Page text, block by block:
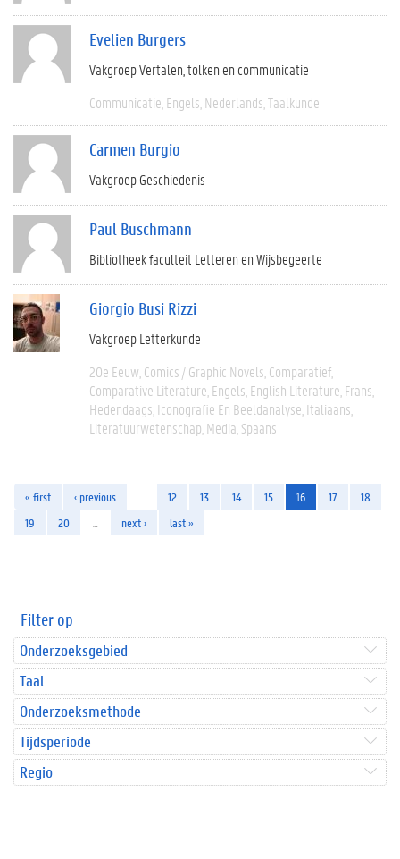
Evelien Burgers
Vakgroep Vertalen, tolken en communicatie
Communicatie Engels Nederlands Taalkunde
Carmen Burgio
Vakgroep Geschiedenis
Paul Buschmann
Bibliotheek faculteit Letteren en Wijsbegeerte
Giorgio Busi Rizzi
Vakgroep Letterkunde
20e Eeuw Comics / Graphic Novels Comparatief
Comparative Literature Engels English Literature Frans
Hedendaags Iconografie En Beeldanalyse Italiaans
Literatuurwetenschap Media Spaans
« first ‹ previous 12 13 14 15 16 17
18
19
20 next › last »
Filter op
Onderzoeksgebied
Taal
Onderzoeksmethode
Tijdsperiode
Regio